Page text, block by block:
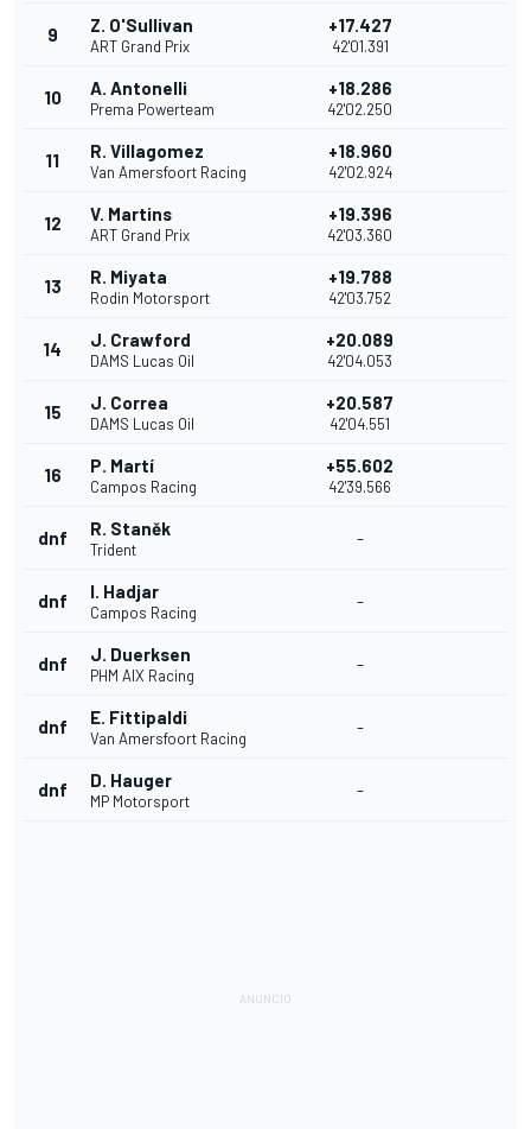
9 Z. O'Sullivan
ART Grand Prix
+17.427
42'01.391
10 A. Antonelli
Prema Powerteam
+18.286
42'02.250
11 R. Villagomez
Van Amersfoort Racing
+18.960
42'02.924
12 V. Martins
ART Grand Prix
+19.396
42'03.360
13 R. Miyata
Rodin Motorsport
+19.788
42'03.752
14 J. Crawford
DAMS Lucas Oil
+20.089
42'04.053
15 J. Correa
DAMS Lucas Oil
+20.587
42'04.551
16 P. Martí
Campos Racing
+55.602
42'39.566
dnf R. Staněk
Trident
-
dnf I. Hadjar
Campos Racing
-
dnf J. Duerksen
PHM AIX Racing
-
dnf E. Fittipaldi
Van Amersfoort Racing
-
dnf D. Hauger
MP Motorsport
-